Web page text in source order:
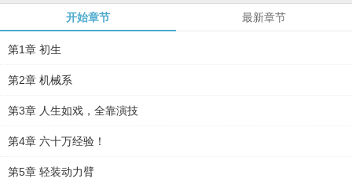
开始章节 最新章节
第1章 初生
第2章 机械系
第3章 人生如戏，全靠演技
第4章 六十万经验！
第5章 轻装动力臂